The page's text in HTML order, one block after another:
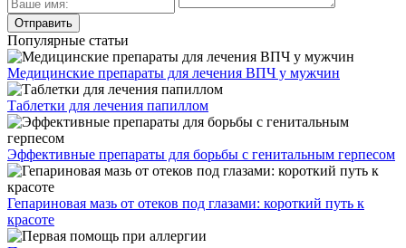
Популярные статьи
Медицинские препараты для лечения ВПЧ у мужчин
Таблетки для лечения папиллом
Эффективные препараты для борьбы с генитальным герпесом
Гепариновая мазь от отеков под глазами: короткий путь к
красоте